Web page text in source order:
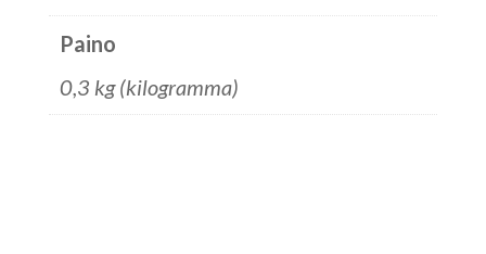
Paino
0,3 kg (kilogramma)